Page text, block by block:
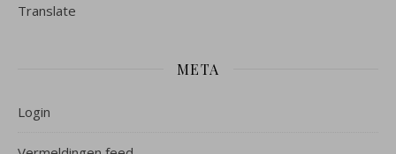
Translate
META
Login